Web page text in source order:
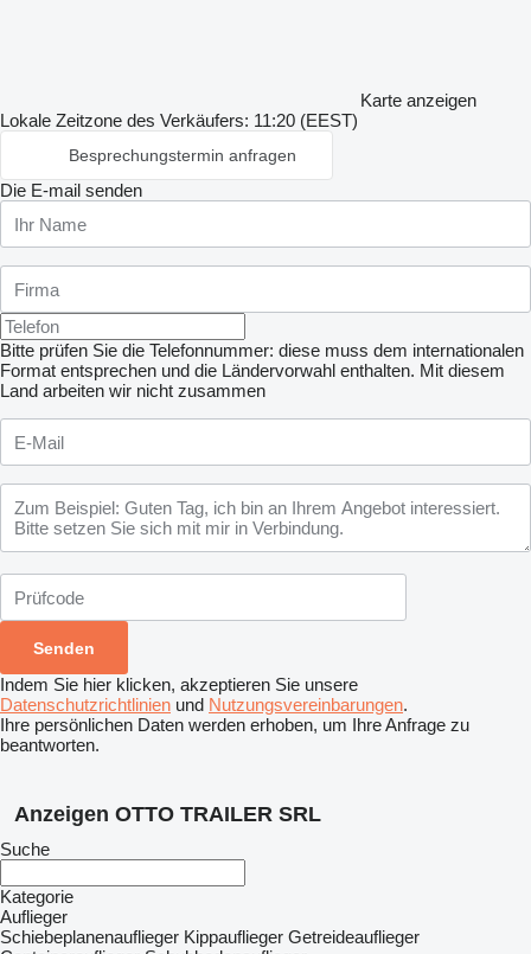
Karte anzeigen
Lokale Zeitzone des Verkäufers: 11:20 (EEST)
Besprechungstermin anfragen
Die E-mail senden
Bitte prüfen Sie die Telefonnummer: diese muss dem internationalen
Format entsprechen und die Ländervorwahl enthalten. Mit diesem
Land arbeiten wir nicht zusammen
Indem Sie hier klicken, akzeptieren Sie unsere
Datenschutzrichtlinien und Nutzungsvereinbarungen.
Ihre persönlichen Daten werden erhoben, um Ihre Anfrage zu
beantworten.
Anzeigen OTTO TRAILER SRL
Suche
Kategorie
Auflieger
Schiebeplanenauflieger Kippauflieger Getreideauflieger